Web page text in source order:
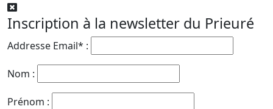
Inscription à la newsletter du Prieuré
Addresse Email* :
Nom :
Prénom :